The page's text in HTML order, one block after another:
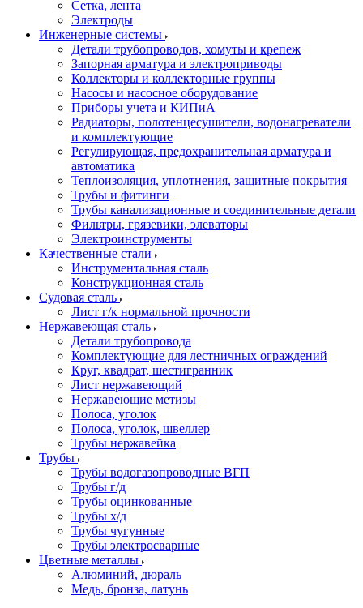
Сетка, лента
Электроды
Инженерные системы
Детали трубопроводов, хомуты и крепеж
Запорная арматура и электроприводы
Коллекторы и коллекторные группы
Насосы и насосное оборудование
Приборы учета и КИПиА
Радиаторы, полотенцесушители, водонагреватели
и комплектующие
Регулирующая, предохранительная арматура и
автоматика
Теплоизоляция, уплотнения, защитные покрытия
Трубы и фитинги
Трубы канализационные и соединительные детали
Фильтры, грязевики, элеваторы
Электроинструменты
Качественные стали
Инструментальная сталь
Конструкционная сталь
Судовая сталь
Лист г/к нормальной прочности
Нержавеющая сталь
Детали трубопровода
Комплектующие для лестничных ограждений
Круг, квадрат, шестигранник
Лист нержавеющий
Нержавеющие метизы
Полоса, уголок
Полоса, уголок, швеллер
Трубы нержавейка
Трубы
Трубы водогазопроводные ВГП
Трубы г/д
Трубы оцинкованные
Трубы х/д
Трубы чугунные
Трубы электросварные
Цветные металлы
Алюминий, дюраль
Медь, бронза, латунь